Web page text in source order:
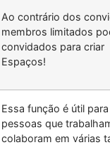
Ao contrário dos
membros limitados
convidados para criar
Espaços!
Essa função é útil para
pessoas que
colaboram em várias